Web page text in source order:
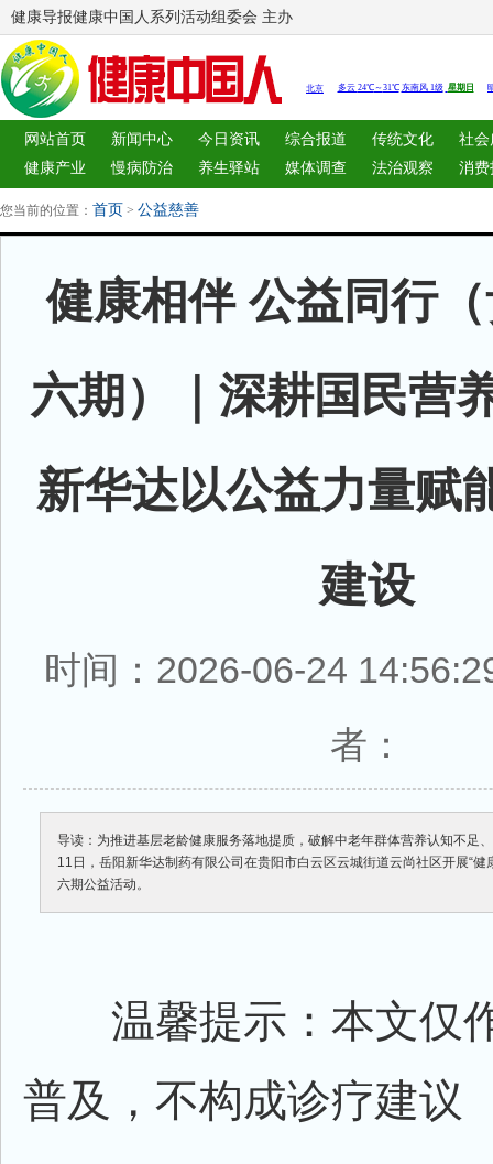
健康导报健康中国人系列活动组委会 主办
网站首页 新闻中心 今日资讯 综合报道 传统文化
社会
健康产业
慢病防治 养生驿站 媒体调查 法治观察
消费
您当前的位置： 首页 > 公益慈善
健康相伴 公益同行（
六期）｜深耕国民营
新华达以公益力量赋
建设
时间：2026-06-24
者：
导读：为推进基层老龄健康服务落地提质，破解中老年群体营养认知不足
11日，岳阳新华达制药有限公司在贵阳市白云区云城街道云尚社区开展“
六期公益活动。
温馨提示：本文仅
普及，不构成诊疗建议